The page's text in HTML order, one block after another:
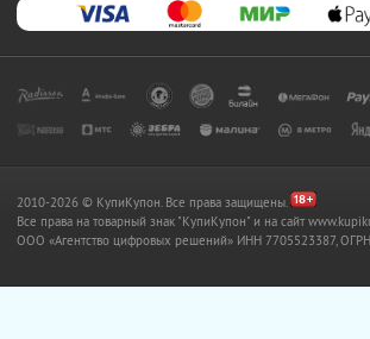
2010-2026 © КупиКупон. Все права защищены.
Все права на товарный знак "КупиКупон" и на сайт
OOO «Агентство цифровых решений» ИНН 7705523387,